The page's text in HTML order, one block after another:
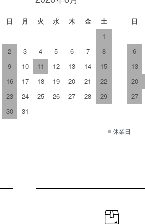
日 月 火 水 木 金
土
1
2
3 4 5 6 7
8
9
10 11 12 13 14
15
16
17 18 19 20 21
22
23
24 25 26 27 28
29
30
31
日
6
13
20
27
■休業日